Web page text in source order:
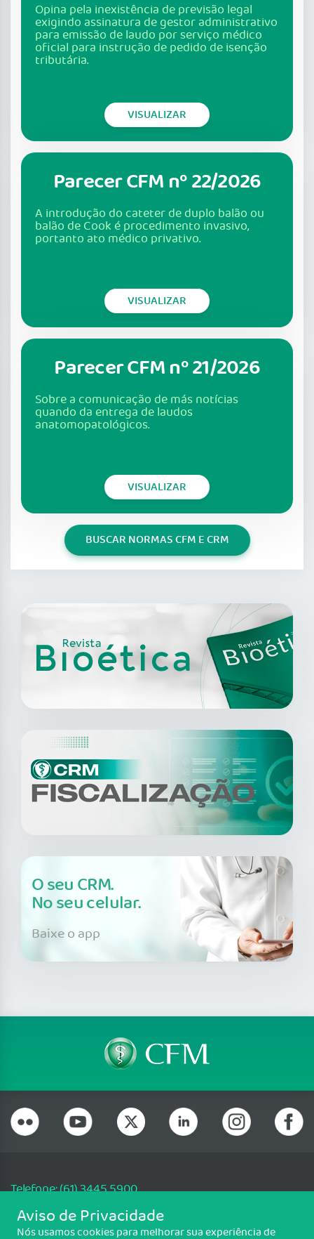
Opina pela inexistência de previsão legal
exigindo assinatura de gestor administrativo
para emissão de laudo por serviço médico
oficial para instrução de pedido de isenção
tributária.
VISUALIZAR
Parecer CFM nº 22/2026
A introdução do cateter de duplo balão ou
balão de Cook é procedimento invasivo,
portanto ato médico privativo.
VISUALIZAR
Parecer CFM nº 21/2026
Sobre a comunicação de más notícias
quando da entrega de laudos
anatomopatológicos.
VISUALIZAR
BUSCAR NORMAS CFM E CRM
O seu CRM.
No seu celular.
Baixe o app
Telefone: (61) 3445 5900
Email: cfm@portalmedico.org.br
SGAS 616, Conjunto D, Lote 115, L2 Sul, Brasília/DF - CEP: 70200-760 -
Aviso de Privacidade
Nós usamos cookies para melhorar sua experiência de